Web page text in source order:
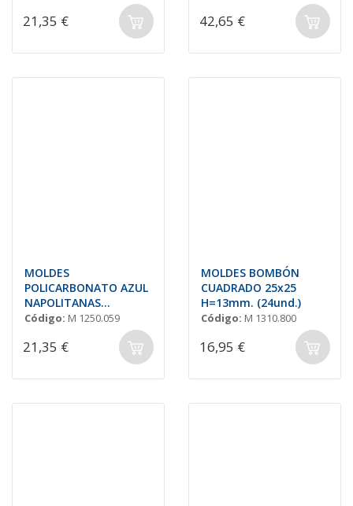
21,35 € 42,65 €
MOLDES
POLICARBONATO AZUL
NAPOLITANAS
SURTIDAS 'S19'
Código: M 1250.059
21,35 €
MOLDES BOMBÓN
CUADRADO 25x25
H=13mm. (24und.)
Código: M 1310.800
16,95 €